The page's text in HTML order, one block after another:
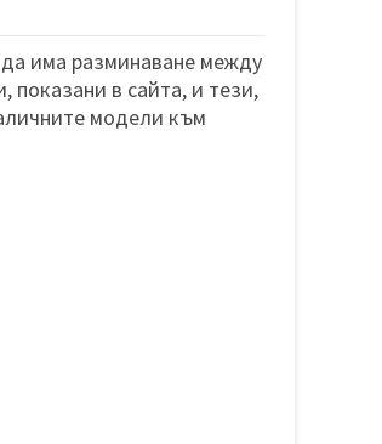
има разминаване между
показани в сайта, и тези,
модели към